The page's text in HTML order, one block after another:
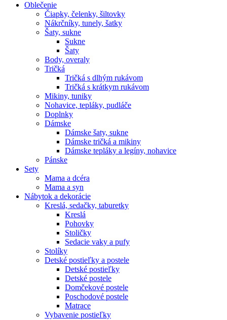
Oblečenie
Čiapky, čelenky, šiltovky
Nákrčníky, tunely, šatky
Šaty, sukne
Sukne
Šaty
Body, overaly
Tričká
Tričká s dlhým rukávom
Tričká s krátkym rukávom
Mikiny, tuniky
Nohavice, tepláky, pudláče
Doplnky
Dámske
Dámske šaty, sukne
Dámske tričká a mikiny
Dámske tepláky a legíny, nohavice
Pánske
Sety
Mama a dcéra
Mama a syn
Nábytok a dekorácie
Kreslá, sedačky, taburetky
Kreslá
Pohovky
Stoličky
Sedacie vaky a pufy
Stolíky
Detské postieľky a postele
Detské postieľky
Detské postele
Domčekové postele
Poschodové postele
Matrace
Vybavenie postieľky